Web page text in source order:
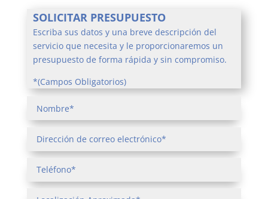
SOLICITAR PRESUPUESTO
Escriba sus datos y una breve descripción del
servicio que necesita y le proporcionaremos un
presupuesto de forma rápida y sin compromiso.
*(Campos Obligatorios)